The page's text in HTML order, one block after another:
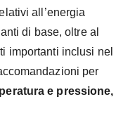
all’energia
di base, oltre al
importanti inclusi nel
per
e pressione,